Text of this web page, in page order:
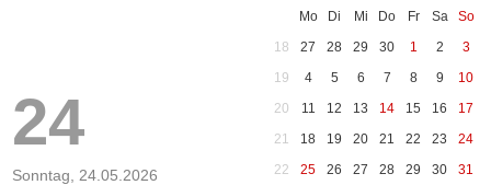
24
Sonntag, 24.05.2026
Mo
Di Mi Do Fr Sa
So
18
27 28 29 30 1 2
3
19
4 5 6 7 8 9
10
20
11 12 13 14 15 16
17
21
18 19 20 21 22 23
24
22
25 26 27 28 29 30 31